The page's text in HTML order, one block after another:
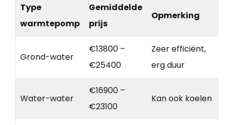
Type
warmtepomp
Gemiddelde
prijs
Opmerking
Grond-water
€13800 –
€25400
Zeer efficiënt,
erg duur
Water-water
€16900 –
€23100
Kan ook koelen